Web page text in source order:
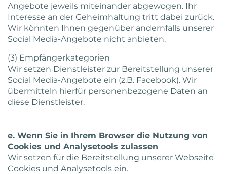
Angebote jeweils miteinander abgewogen. Ihr
Interesse an der Geheimhaltung tritt dabei zurück.
Wir könnten Ihnen gegenüber andernfalls unserer
Social Media-Angebote nicht anbieten.
(3) Empfängerkategorien
Wir setzen Dienstleister zur Bereitstellung unserer
Social Media-Angebote ein (z.B. Facebook). Wir
übermitteln hierfür personenbezogene Daten an
diese Dienstleister.
e. Wenn Sie in Ihrem Browser die Nutzung von
Cookies und Analysetools zulassen
Wir setzen für die Bereitstellung unserer Webseite
Cookies und Analysetools ein.